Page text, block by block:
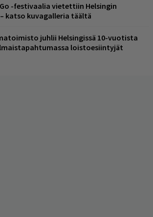
-festivaalia vietettiin Helsingin
katso kuvagalleria täältä
juhlii Helsingissä 10-vuotista
loistoesiintyjät